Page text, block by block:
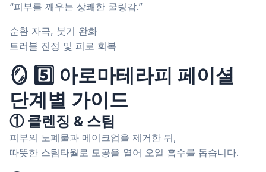
“피부를 깨우는 상쾌한 쿨링감.”
순환 자극, 붓기 완화
트러블 진정 및 피로 회복
🪞 5️⃣ 아로마테라피 페이셜
단계별 가이드
① 클렌징 & 스팀
피부의 노폐물과 메이크업을 제거한 뒤,
따뜻한 스팀타월로 모공을 열어 오일 흡수를 돕습니다.